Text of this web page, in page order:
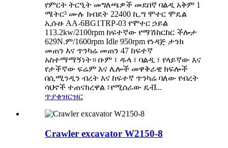
የምርት ትርዒት ​​መግለጫዎች መደበኛ ባልዲ አቅም 1
ሜትር³ ሙሉ ክብደት 22400 ኪ.ግ ሞተር ሞዴል
ኢሱዙ AA-6BG1TRP-03 የሞተር ኃይል
113.2kw/2100rpm ከፍተኛው የማሽከርከር ችሎታ
629N.ም/1600rpm Idle 950rpm የነዳጅ ታንክ
መጠን እና ጥንካሬ መጠን 47 ከፍተኛ
አስተማማኝነት። ቡም ፣ ዱላ ፣ ባልዲ ፣ የላይኛው እና
የታችኛው ፍሬም እና ሌሎች መዋቅራዊ ክፍሎች
በሲሚንዲን ብረት እና ከፍተኛ ጥንካሬ ባለው የብረት
ሳህኖች ተጠናክረዋል ፣የሚሰራው ዴቭ...
ጥያቄዝርዝር
Crawler excavator W2150-8